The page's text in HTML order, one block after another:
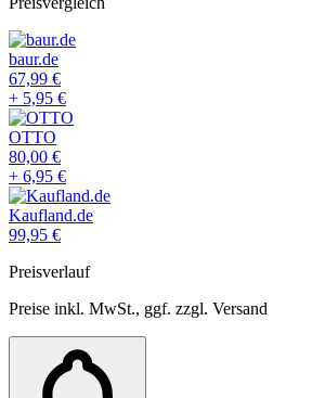
baur.de
67,99 €
+ 5,95 €
OTTO
80,00 €
+ 6,95 €
Kaufland.de
99,95 €
Preisverlauf
Preise inkl. MwSt., ggf. zzgl. Versand